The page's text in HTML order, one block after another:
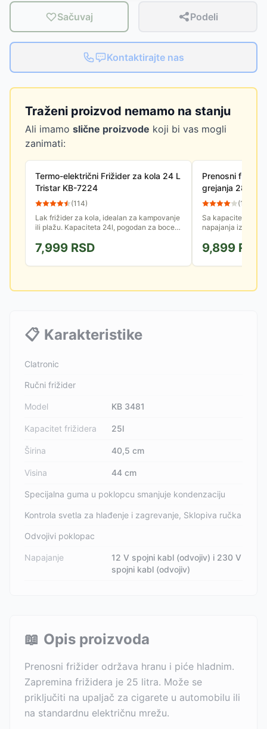
Sačuvaj Podeli
Kontaktirajte nas
Traženi proizvod nemamo na stanju
Ali imamo slične proizvode koji bi vas mogli
zanimati:
Termo-električni Frižider za kola 24 L
Tristar KB-7224
(114)
Lak frižider za kola, idealan za kampovanje
ili plažu. Kapaciteta 24l, pogodan za boce
prodaje zasebno.
7,999 RSD
Prenosni
grejanja 28l
(10
Sa kapacitetom
napajanja iz
koristan na vrelom
9,899 RSD
📋 Karakteristike
Clatronic
Ručni frižider
Model KB 3481
Kapacitet frižidera 25l
Širina 40,5 cm
Visina 44 cm
Specijalna guma u poklopcu smanjuje kondenzaciju
Kontrola svetla za hlađenje i zagrevanje, Sklopiva ručka
Odvojivi poklopac
Napajanje
12 V spojni kabl (odvojiv) i 230 V
spojni kabl (odvojiv)
📖 Opis proizvoda
Prenosni frižider održava hranu i piće hladnim.
Zapremina frižidera je 25 litra. Može se
priključiti na upaljač za cigarete u automobilu ili
na standardnu električnu mrežu.